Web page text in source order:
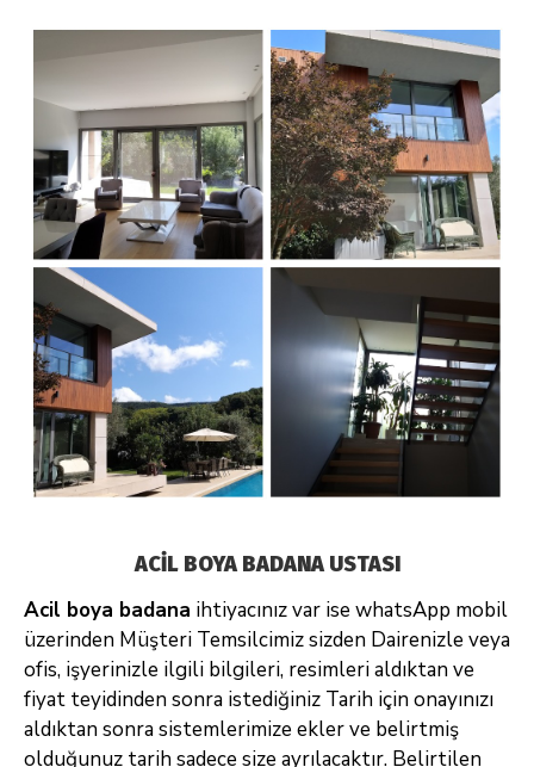
ACİL BOYA BADANA USTASI
Acil boya badana ihtiyacınız var ise whatsApp mobil
üzerinden Müşteri Temsilcimiz sizden Dairenizle veya
ofis, işyerinizle ilgili bilgileri, resimlerialdıktan ve
fiyat teyidinden sonra istediğiniz Tarih için onayınızı
aldıktan sonra sistemlerimize ekler ve belirtmiş
olduğunuz tarih sadece size ayrılacaktır. Belirtilen